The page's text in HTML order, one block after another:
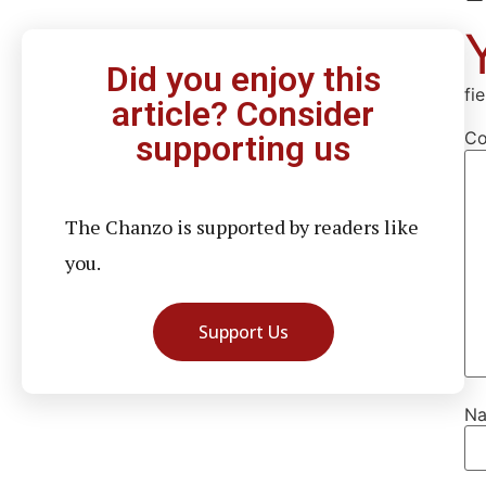
Did you enjoy this
article? Consider
supporting us
The Chanzo is supported by readers like
you.
Support Us